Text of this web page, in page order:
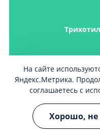
На сайте
Яндекс.Метрика.
соглашаетесь с
Хорошо, не